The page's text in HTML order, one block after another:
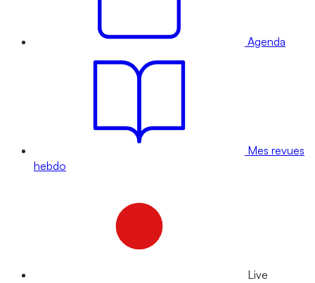
Agenda
Mes revues
hebdo
Live